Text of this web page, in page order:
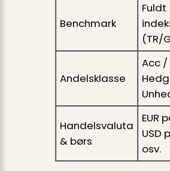
Benchmark
Fuldt
(TR/
Andelsklasse
Acc /
Handelsvaluta
& børs
EUR
USD
osv.